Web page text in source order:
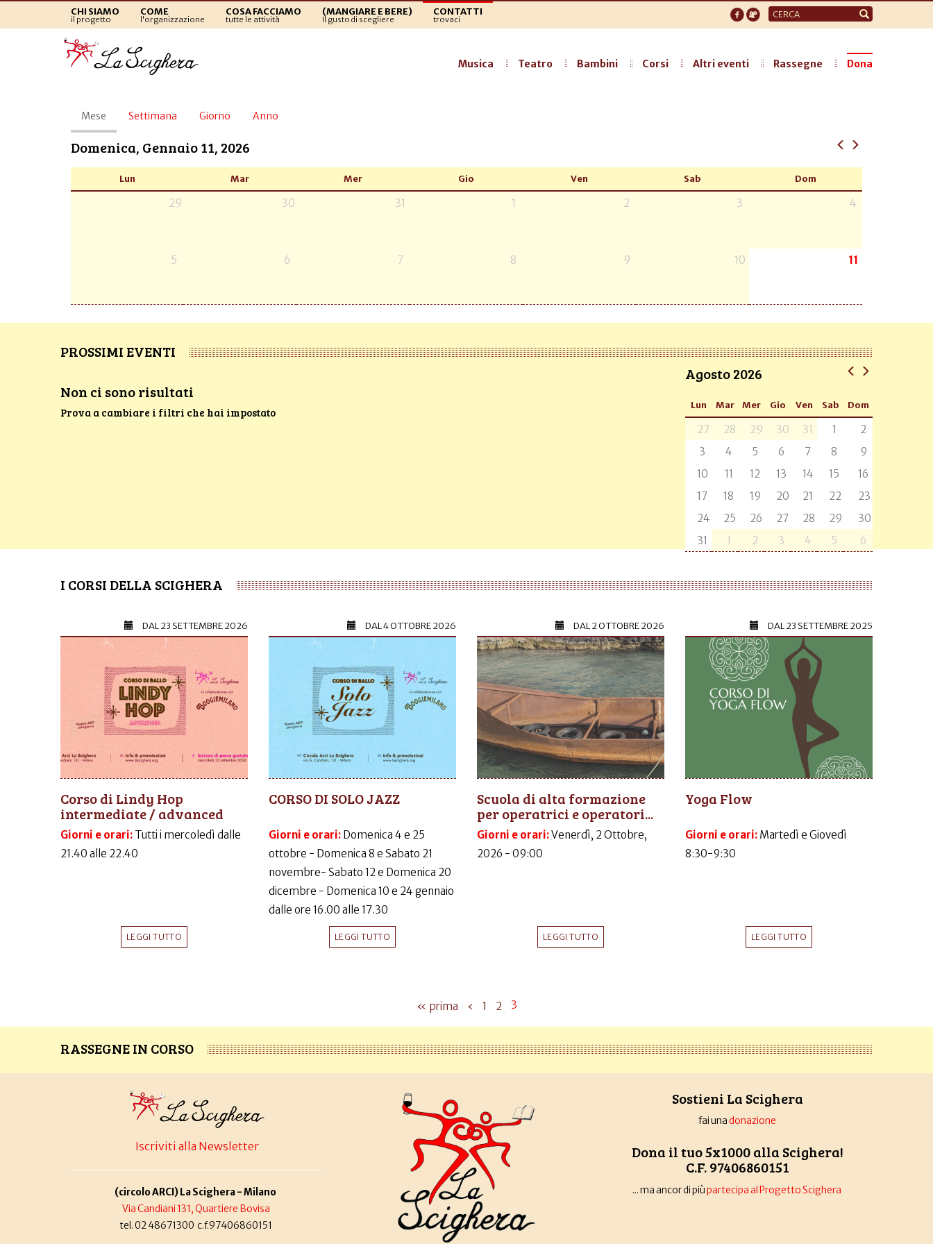
CHI SIAMO
il progetto
COME
l'organizzazione
COSA FACCIAMO
tutte le attività
(MANGIARE E BERE)
Il gusto di scegliere
CONTATTI
trovaci
Form
di
Musica Teatro Bambini Corsi Altri eventi Rassegne Dona
Schede
primarie
Mese (scheda
attiva)
Settimana Giorno Anno
Domenica, Gennaio 11, 2026
Lun Mar Mer Gio Ven Sab Dom
29 30 31 1 2 3 4
5 6 7 8 9 10 11
PROSSIMI EVENTI
Non ci sono risultati
Prova a cambiare i filtri che hai impostato
Agosto 2026
Lun Mar Mer Gio Ven Sab Dom
27 28 29 30 31 1
2
3
4 5 6 7 8
9
10
11 12 13 14 15
16
17
18 19 20 21 22
23
24
25 26 27 28 29
30
31
1 2 3 4 5 6
I CORSI DELLA SCIGHERA
DAL23 SETTEMBRE 2026
Corso di Lindy Hop
intermediate / advanced
Giorni e orari: Tutti i mercoledì dalle
21.40 alle 22.40
LEGGI TUTTO
DAL4 OTTOBRE 2026
CORSO DI SOLO JAZZ
Giorni e orari: Domenica 4 e 25
ottobre - Domenica 8 e Sabato 21
novembre- Sabato 12 e Domenica 20
dicembre - Domenica 10 e 24 gennaio
dalle ore 16.00 alle 17.30
LEGGI TUTTO
DAL2 OTTOBRE 2026
Scuola di alta formazione
per operatrici e operatori...
Giorni e orari:Venerdì, 2 Ottobre,
2026 - 09:00
LEGGI TUTTO
DAL23 SETTEMBRE 2025
Yoga Flow
Giorni e orari: Martedì e Giovedì
8:30-9:30
LEGGI TUTTO
« prima ‹ 1 2 3
RASSEGNE IN CORSO
Iscriviti alla Newsletter
(circolo ARCI) La Scighera - Milano
Via Candiani 131, Quartiere Bovisa
tel. 02 48671300 c.f.97406860151
Sostieni La Scighera
fai unadonazione
Dona il tuo 5x1000 alla Scighera!
C.F. 97406860151
... ma ancor di piùpartecipa al Progetto Scighera